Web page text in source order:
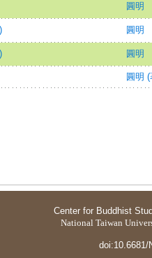
圓明
圓明
圓明
圓明 (
Center for Buddhist
National Taiwan
doi:10.6681/